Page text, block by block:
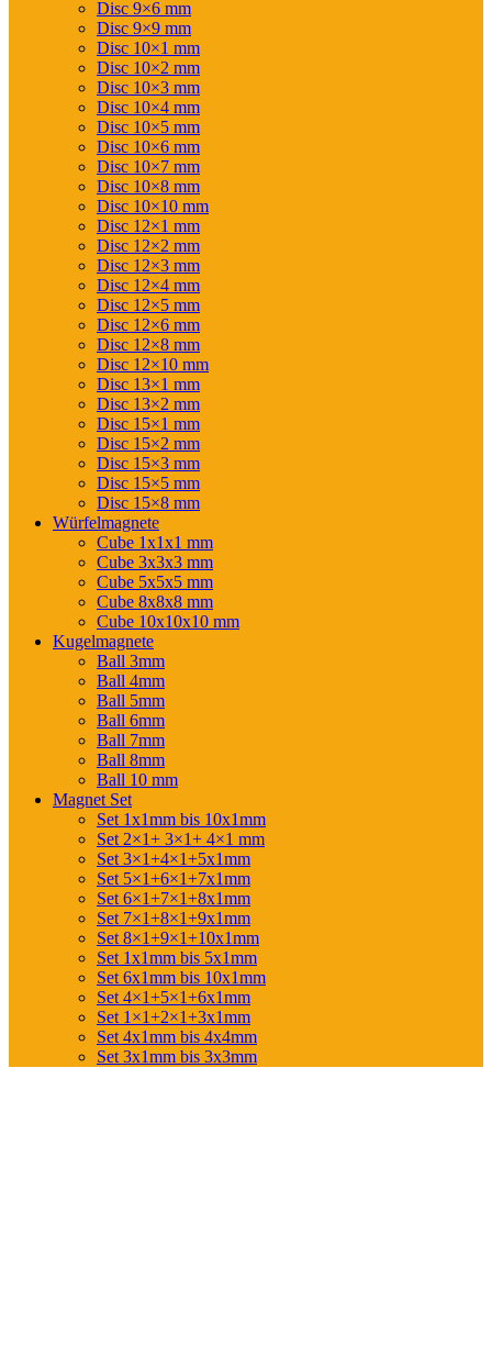
Disc 9×6 mm
Disc 9×9 mm
Disc 10×1 mm
Disc 10×2 mm
Disc 10×3 mm
Disc 10×4 mm
Disc 10×5 mm
Disc 10×6 mm
Disc 10×7 mm
Disc 10×8 mm
Disc 10×10 mm
Disc 12×1 mm
Disc 12×2 mm
Disc 12×3 mm
Disc 12×4 mm
Disc 12×5 mm
Disc 12×6 mm
Disc 12×8 mm
Disc 12×10 mm
Disc 13×1 mm
Disc 13×2 mm
Disc 15×1 mm
Disc 15×2 mm
Disc 15×3 mm
Disc 15×5 mm
Disc 15×8 mm
Würfelmagnete
Cube 1x1x1 mm
Cube 3x3x3 mm
Cube 5x5x5 mm
Cube 8x8x8 mm
Cube 10x10x10 mm
Kugelmagnete
Ball 3mm
Ball 4mm
Ball 5mm
Ball 6mm
Ball 7mm
Ball 8mm
Ball 10 mm
Magnet Set
Set 1x1mm bis 10x1mm
Set 2×1+ 3×1+ 4×1 mm
Set 3×1+4×1+5x1mm
Set 5×1+6×1+7x1mm
Set 6×1+7×1+8x1mm
Set 7×1+8×1+9x1mm
Set 8×1+9×1+10x1mm
Set 1x1mm bis 5x1mm
Set 6x1mm bis 10x1mm
Set 4×1+5×1+6x1mm
Set 1×1+2×1+3x1mm
Set 4x1mm bis 4x4mm
Set 3x1mm bis 3x3mm